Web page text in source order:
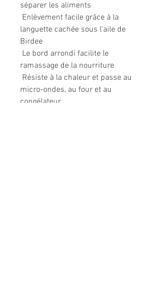
séparer les aliments
 Enlèvement facile grâce à la
languette cachée sous l'aile de
Birdee
 Le bord arrondi facilite le
ramassage de la nourriture
 Résiste à la chaleur et passe au
micro-ondes, au four et au
congélateur